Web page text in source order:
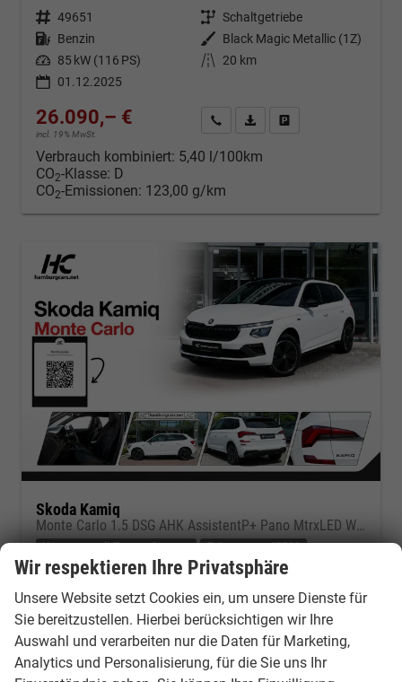
Fahrzeugnr. 49651 Getriebe Schaltgetriebe
Kraftstoff Benzin Außenfarbe Black Magic Metallic (1Z)
Leistung 85 kW (116 PS) Kilometerstand
20 km
01.12.2025
26.090,– €
incl. 19% MwSt.
Kontakt & Angebot anfordern
PDF-Datei, Fahrzeugexposé
Verbrauch kombiniert: 5,40 l/100km
CO2-Klasse: D
CO2-Emissionen: 123,00 g/km
Skoda Kamiq
Monte Carlo 1.5 DSG AHK AssistentP+ Pano MtrxLED Winter-Premium SafetyP
Neuwagen mit Tageszulassung Fahrzeugnr.: 45580
sofort lieferbar Neuwagen mit Tageszulassung
Fahrzeugnr. 45580 Getriebe
Doppelkupplungsgetriebe (DSG)
Kraftstoff Benzin Außenfarbe Moon white Metallic
Leistung 110 kW (150 PS) Kilometerstand 10 km
24.06.2026
Wir respektieren Ihre Privatsphäre
Unsere Website setzt Cookies ein, um unsere Dienste für
Sie bereitzustellen. Hierbei berücksichtigen wir Ihre
Auswahl und verarbeiten nur die Daten für Marketing,
Analytics und Personalisierung, für die Sie uns Ihr